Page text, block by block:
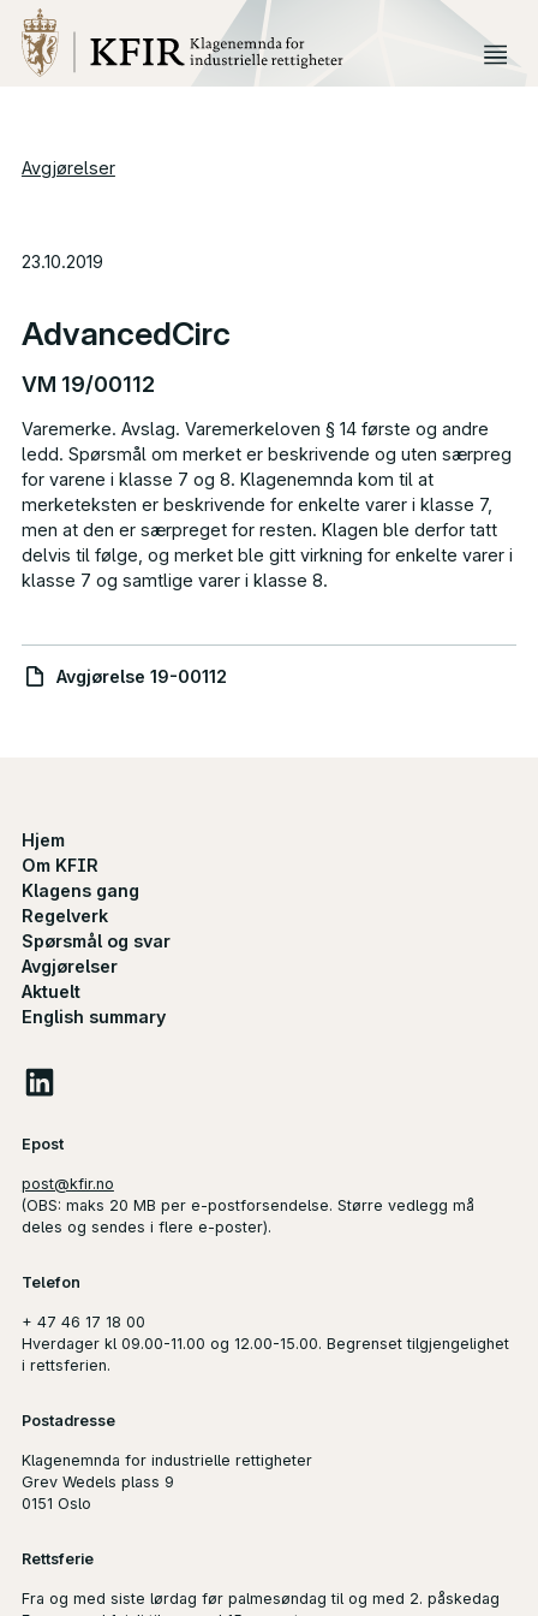
Avgjørelser
23.10.2019
AdvancedCirc
VM 19/00112
Varemerke. Avslag. Varemerkeloven § 14 første og andre
ledd. Spørsmål om merket er beskrivende og uten særpreg
for varene i klasse 7 og 8. Klagenemnda kom til at
merketeksten er beskrivende for enkelte varer i klasse 7,
men at den er særpreget for resten. Klagen ble derfor tatt
delvis til følge, og merket ble gitt virkning for enkelte varer i
klasse 7 og samtlige varer i klasse 8.
Avgjørelse 19-00112
Hjem
Om KFIR
Klagens gang
Regelverk
Spørsmål og svar
Avgjørelser
Aktuelt
English summary
Epost
post@kfir.no
(OBS: maks 20 MB per e-postforsendelse. Større vedlegg må
deles og sendes i flere e-poster).
Telefon
+ 47 46 17 18 00
Hverdager kl 09.00-11.00 og 12.00-15.00. Begrenset tilgjengelighet
i rettsferien.
Postadresse
Klagenemnda for industrielle rettigheter
Grev Wedels plass 9
0151 Oslo
Rettsferie
Fra og med siste lørdag før palmesøndag til og med 2. påskedag